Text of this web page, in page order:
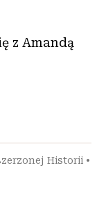
z Amandą
Historii •